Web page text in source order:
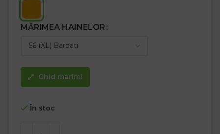
MĂRIMEA HAINELOR
Ghid marimi
În stoc